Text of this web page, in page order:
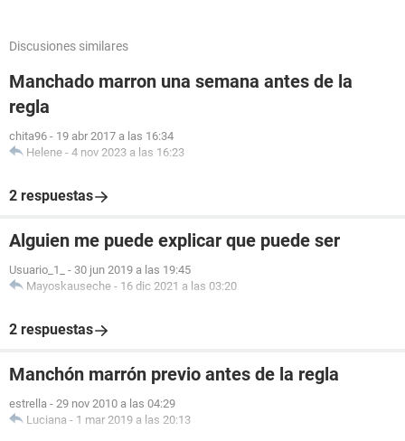
Discusiones similares
Manchado marron una semana antes de la
regla
chita96 - 19 abr 2017 a las 16:34
Helene - 4 nov 2023 a las 16:23
2 respuestas
Alguien me puede explicar que puede ser
Usuario_1_ - 30 jun 2019 a las 19:45
Mayoskauseche - 16 dic 2021 a las 03:20
2 respuestas
Manchón marrón previo antes de la regla
estrella - 29 nov 2010 a las 04:29
Luciana - 1 mar 2019 a las 20:13